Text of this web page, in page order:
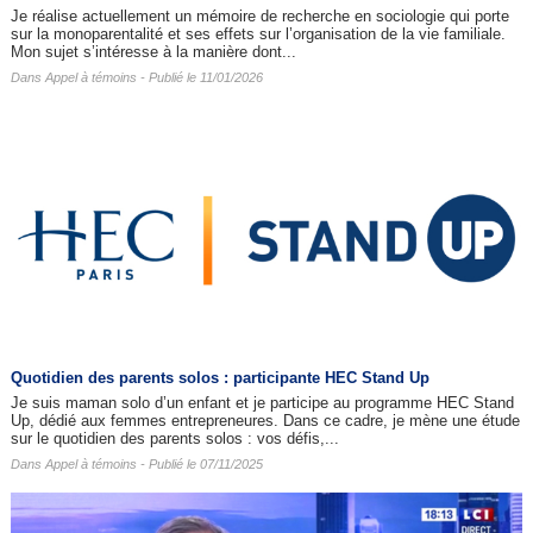
Je réalise actuellement un mémoire de recherche en sociologie qui porte
sur la monoparentalité et ses effets sur l’organisation de la vie familiale.
Mon sujet s’intéresse à la manière dont...
Dans Appel à témoins - Publié le 11/01/2026
Quotidien des parents solos : participante HEC Stand Up
Je suis maman solo d’un enfant et je participe au programme HEC Stand
Up, dédié aux femmes entrepreneures. Dans ce cadre, je mène une étude
sur le quotidien des parents solos : vos défis,...
Dans Appel à témoins - Publié le 07/11/2025